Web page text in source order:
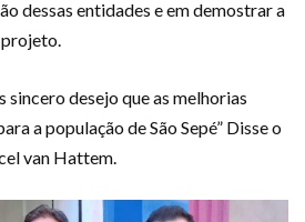
dessas entidades e em demostrar a
desejo que as melhorias
a população de São Sepé” Disse o
van Hattem.